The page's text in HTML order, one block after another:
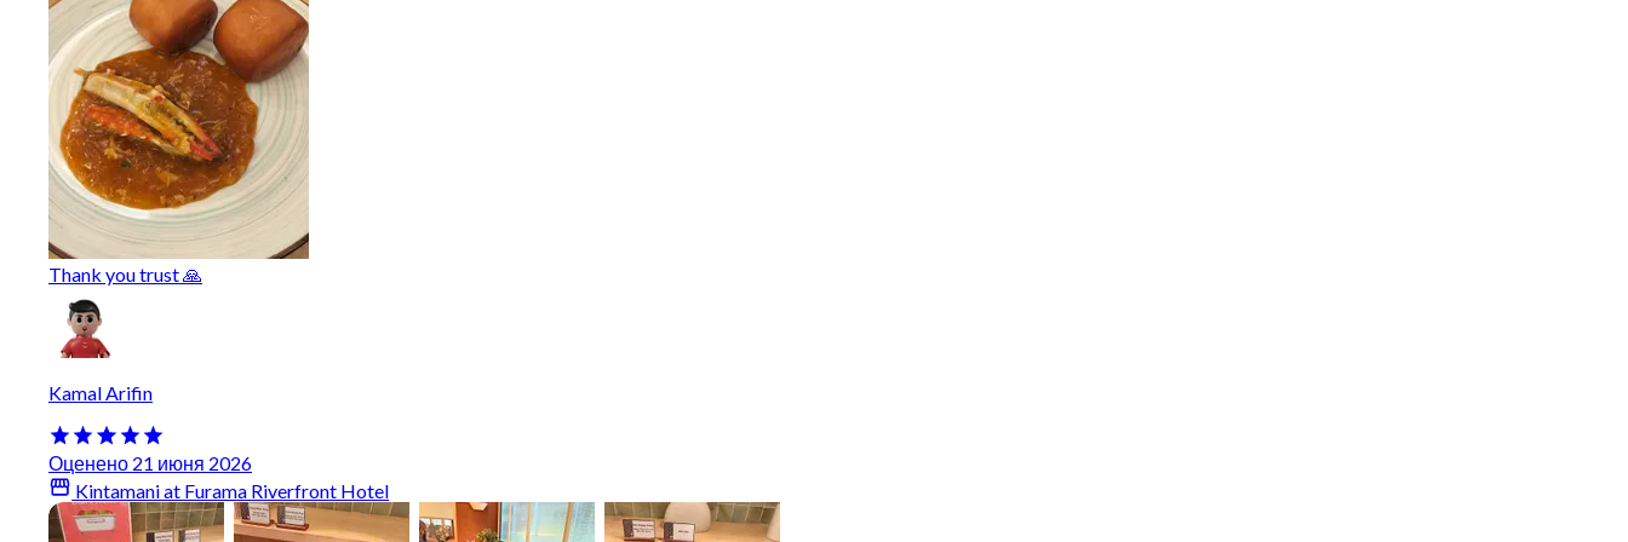
Thank you trust 🙏
Kamal Arifin
Оценено 21 июня 2026
Kintamani at Furama Riverfront Hotel